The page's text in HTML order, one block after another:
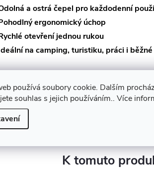
používá soubory cookie. Dalším
souhlas s jejich používáním.. Více
a ostrá čepel pro každodenní
ergonomický úchop
otevření jednou rukou
na camping, turistiku, práci i
a cenově dostupný zavírací nůž,
kdykoliv spolehnout.
K tomuto